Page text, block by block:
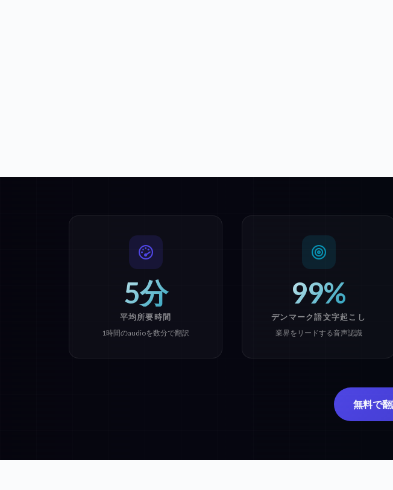
5分
平均所要時間
1時間のaudioを数分で翻訳
99%
デンマーク語文字起こし
業界をリードする音声認識
無料で